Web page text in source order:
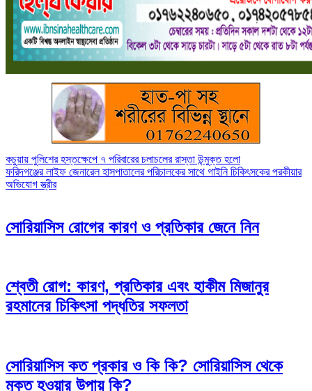
Post
navigation
কচুয়ায় পুলিশের হস্তক্ষেপে ৭ পরিবারের চলাচলের রাস্তা উন্মুক্ত হলো
ফরিদগঞ্জের লাইফ জেনারেল হাসপাতালের পরিচালকের সাথে গাইনি চিকিৎসকের পরকীয়ার
অভিযোগ স্ত্রীর
সোরিয়াসিস রোগের কারণ ও প্রতিকার জেনে নিন
শ্বেতী রোগ: কারণ, প্রতিকার এবং হাকীম মিজানুর
রহমানের চিকিৎসা পদ্ধতির সফলতা
সোরিয়াসিস কত প্রকার ও কি কি? সোরিয়াসিস থেকে
মুক্ত হওয়ার উপায় কি?